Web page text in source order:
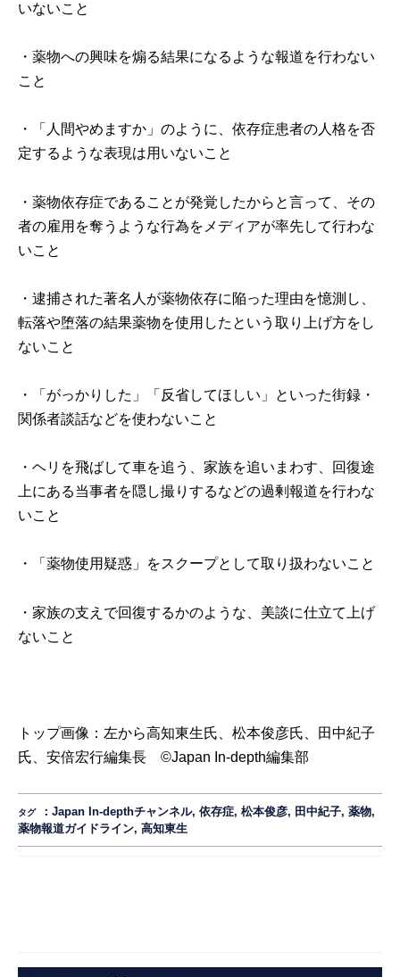
いないこと
・薬物への興味を煽る結果になるような報道を行わない
こと
・「人間やめますか」のように、依存症患者の人格を否
定するような表現は用いないこと
・薬物依存症であることが発覚したからと言って、その
者の雇用を奪うような行為をメディアが率先して行わな
いこと
・逮捕された著名人が薬物依存に陥った理由を憶測し、
転落や堕落の結果薬物を使用したという取り上げ方をし
ないこと
・「がっかりした」「反省してほしい」といった街録・
関係者談話などを使わないこと
・ヘリを飛ばして車を追う、家族を追いまわす、回復途
上にある当事者を隠し撮りするなどの過剰報道を行わな
いこと
・「薬物使用疑惑」をスクープとして取り扱わないこと
・家族の支えで回復するかのような、美談に仕立て上げ
ないこと
トップ画像：左から高知東生氏、松本俊彦氏、田中紀子
氏、安倍宏行編集長 ©Japan In-depth編集部
タグ ：Japan In-depthチャンネル,依存症,松本俊彦, 田中紀子,薬物,
薬物報道ガイドライン,高知東生